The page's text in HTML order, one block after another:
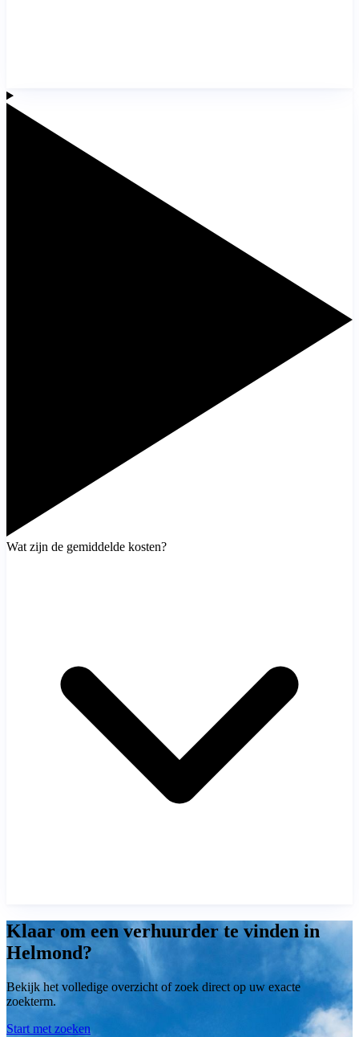
Wat zijn de gemiddelde kosten?
Klaar om een verhuurder te vinden in
Helmond?
Bekijk het volledige overzicht of zoek direct op uw exacte
zoekterm.
Start met zoeken